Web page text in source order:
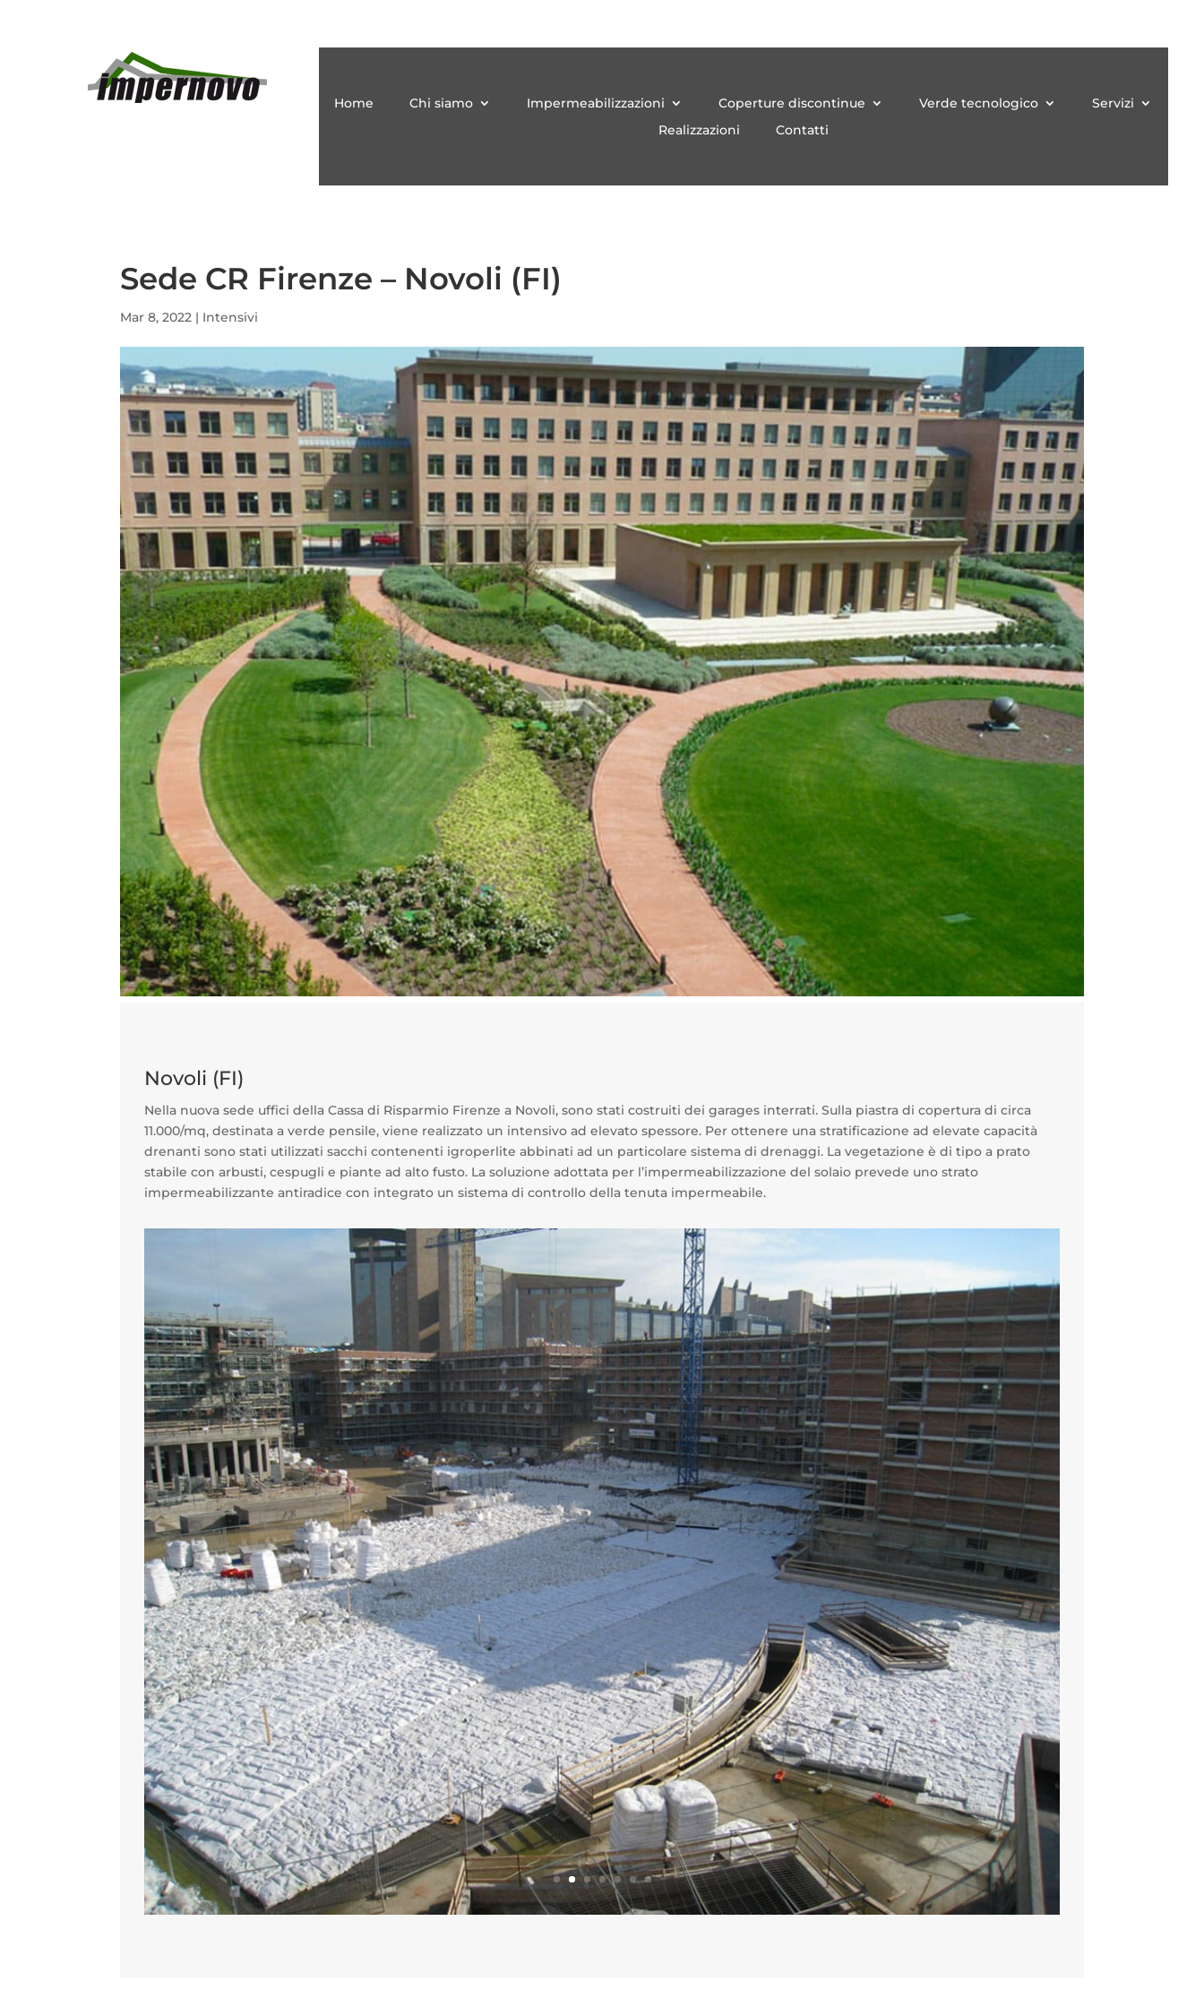
Home Chi siamo Impermeabilizzazioni Coperture discontinue Verde tecnologico
Servizi
Realizzazioni
Contatti
Sede CR Firenze – Novoli (FI)
Mar 8, 2022 | Intensivi
Novoli (FI)
Nella nuova sede uffici della Cassa di Risparmio Firenze a Novoli, sono stati costruiti dei garages interrati. Sulla piastra di copertura di circa
11.000/mq, destinata a verde pensile, viene realizzato un intensivo ad elevato spessore. Per ottenere una stratificazione ad elevate capacità
drenanti sono stati utilizzati sacchi contenenti igroperlite abbinati ad un particolare sistema di drenaggi. La vegetazione è di tipo a prato
stabile con arbusti, cespugli e piante ad alto fusto. La soluzione adottata per l’impermeabilizzazione del solaio prevede uno strato
impermeabilizzante antiradice con integrato un sistema di controllo della tenuta impermeabile.